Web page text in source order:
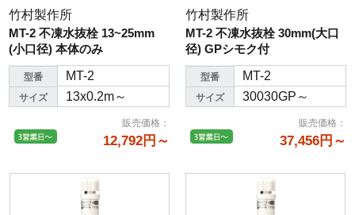
竹村製作所
MT-2 不凍水抜栓 13~25mm
(小口径) 本体のみ
型番 MT-2
サイズ 13x0.2m～
販売価格 ：
12,792円～
竹村製作所
MT-2 不凍水抜栓 30mm(大口
径) GPシモク付
型番 MT-2
サイズ 30030GP～
販売価格 ：
37,456円～